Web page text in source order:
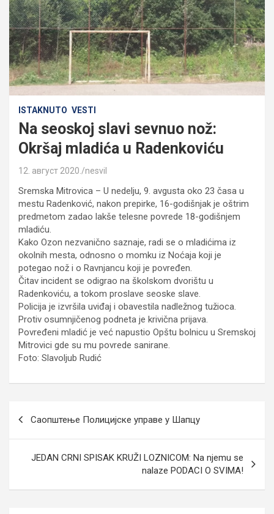
ISTAKNUTO VESTI
Na seoskoj slavi sevnuo nož:
Okršaj mladića u Radenkoviću
12. август 2020. nesvil
Sremska Mitrovica – U nedelju, 9. avgusta oko 23 časa u
mestu Radenković, nakon prepirke, 16-godišnjak je oštrim
predmetom zadao lakše telesne povrede 18-godišnjem
mladiću.
Kako Ozon nezvanično saznaje, radi se o mladićima iz
okolnih mesta, odnosno o momku iz Noćaja koji je
potegao nož i o Ravnjancu koji je povređen.
Čitav incident se odigrao na školskom dvorištu u
Radenkoviću, a tokom proslave seoske slave.
Policija je izvršila uviđaj i obavestila nadležnog tužioca.
Protiv osumnjičenog podneta je krivična prijava.
Povređeni mladić je već napustio Opštu bolnicu u Sremskoj
Mitrovici gde su mu povrede sanirane.
Foto: Slavoljub Rudić
Саопштење Полицијске управе у Шапцу
JEDAN CRNI SPISAK KRUŽI LOZNICOM: Na njemu se
nalaze PODACI O SVIMA!